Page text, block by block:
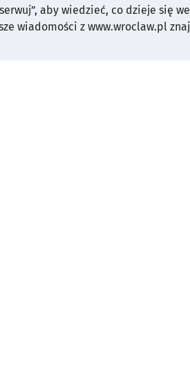
aby wiedzieć, co dzieje się
wiadomości z www.wroclaw.pl